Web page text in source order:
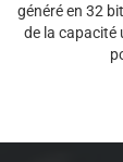
généré en 32
de la capacité